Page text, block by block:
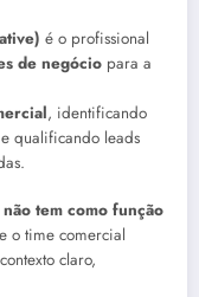
é o profissional
de negócio para a
, identificando
qualificando leads
não tem como função
o time comercial
claro,